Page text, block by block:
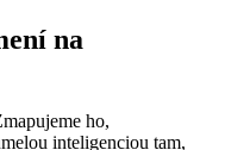
na
ho,
inteligenciou tam,